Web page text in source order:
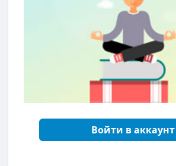
Войти в аккаунт